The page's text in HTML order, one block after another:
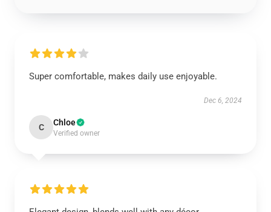
Super comfortable, makes daily use enjoyable.
Dec 6, 2024
C Chloe
Verified owner